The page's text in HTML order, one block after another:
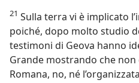
21 Sulla terra vi è implicato
poiché, dopo molto studio
testimoni di Geova hanno
Grande mostrando che non
Romana, no, né